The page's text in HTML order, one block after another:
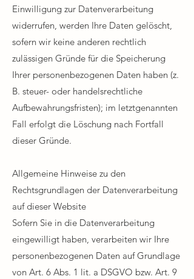
Einwilligung zur Datenverarbeitung
widerrufen, werden Ihre Daten gelöscht,
sofern wir keine anderen rechtlich
zulässigen Gründe für die Speicherung
Ihrer personenbezogenen Daten haben (z.
B. steuer- oder handelsrechtliche
Aufbewahrungsfristen); im letztgenannten
Fall erfolgt die Löschung nach Fortfall
dieser Gründe.​
Allgemeine Hinweise zu den
Rechtsgrundlagen der Datenverarbeitung
auf dieser Website​
Sofern Sie in die Datenverarbeitung
eingewilligt haben, verarbeiten wir Ihre
personenbezogenen Daten auf Grundlage
von Art. 6 Abs. 1 lit. a DSGVO bzw. Art. 9